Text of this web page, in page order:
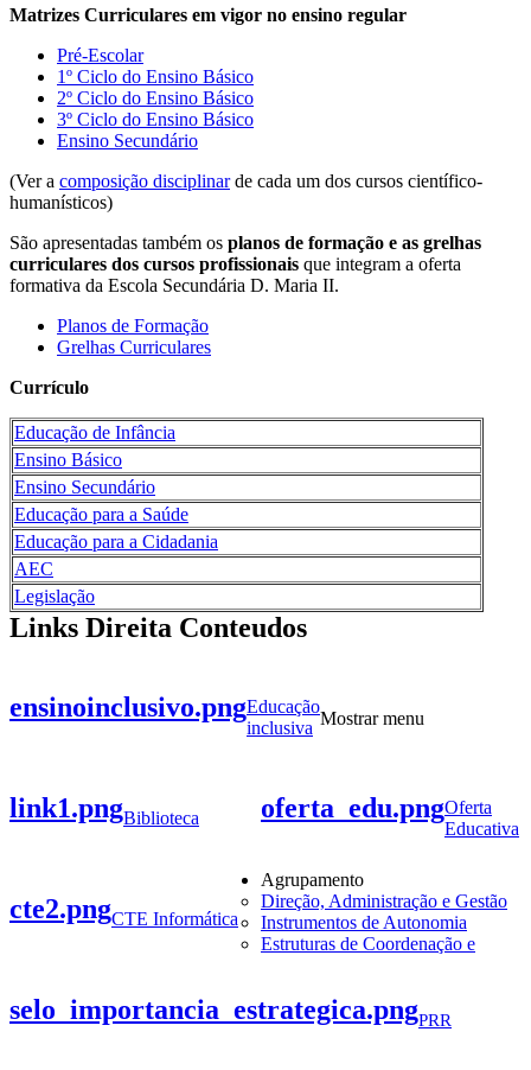
Matrizes Curriculares em vigor no ensino regular
Pré-Escolar
1º Ciclo do Ensino Básico
2º Ciclo do Ensino Básico
3º Ciclo do Ensino Básico
Ensino Secundário
(Ver a composição disciplinarde cada um dos cursos científico-
humanísticos)
São apresentadas também os planos de formação e as grelhas
curriculares dos cursos profissionais que integram a oferta
formativa da Escola Secundária D. Maria II.
Planos de Formação
Grelhas Curriculares
Currículo
Educação de Infância
Ensino Básico
Ensino Secundário
Educação para a Saúde
Educação para a Cidadania
AEC
Legislação
Links Direita Conteudos
ensinoinclusivo.pngEducação
inclusiva
link1.pngBiblioteca oferta_edu.pngOferta
Educativa
cte2.pngCTE Informática
selo_importancia_estrategica.pngPRR
Mostrar menu
Agrupamento
Direção, Administração e Gestão
Instrumentos de Autonomia
Estruturas de Coordenação e